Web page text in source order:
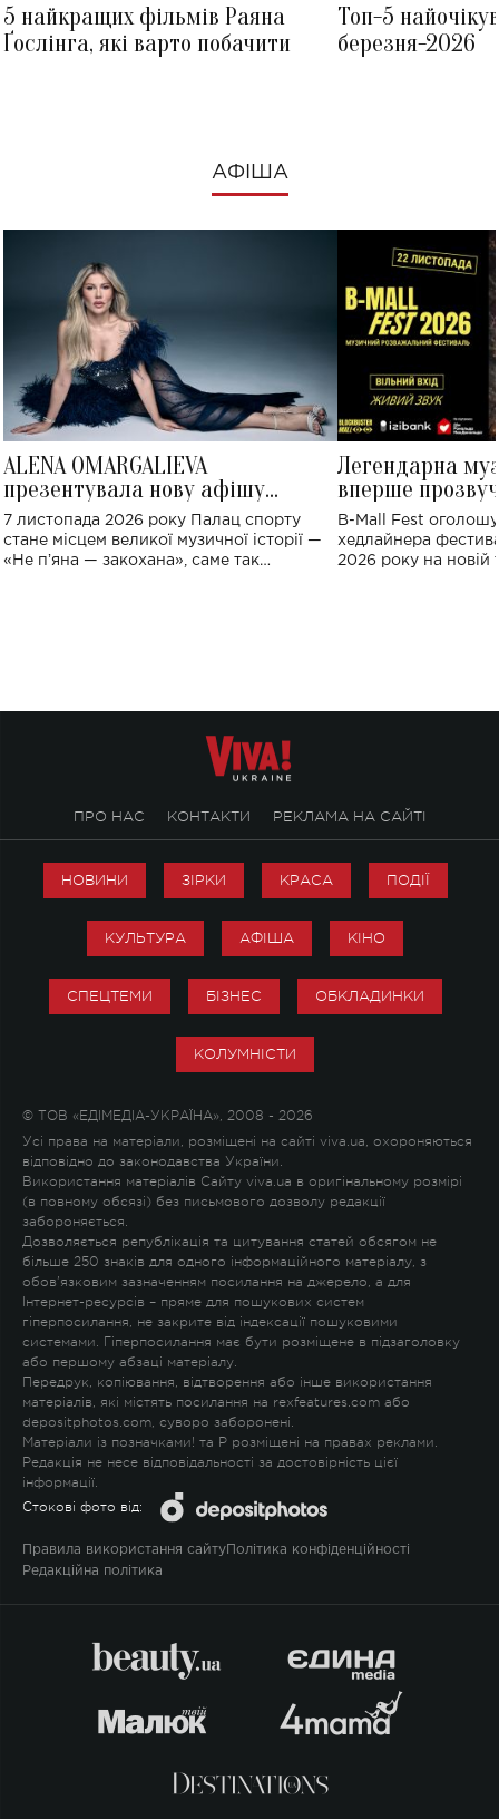
5 найкращих фільмів Раяна
Ґослінга, які варто побачити
Топ-5
березня-2026
АФІША
ALENA OMARGALIEVA
презентувала нову афішу
великого концерту в Палаці
спорту
7 листопада 2026 року Палац спорту
стане місцем великої музичної історії —
«Не пʼяна — закохана», саме так
Легендарна
вперше
Україні: де
B-Mall Fest
хедлайнера
2026 року на новій
ПРО НАС КОНТАКТИ РЕКЛАМА НА САЙТІ
НОВИНИ ЗІРКИ КРАСА ПОДІЇ
КУЛЬТУРА АФІША КІНО
СПЕЦТЕМИ БІЗНЕС ОБКЛАДИНКИ
КОЛУМНІСТИ
© ТОВ «ЕДІМЕДІА-УКРАЇНА», 2008 - 2026
Усі права на матеріали, розміщені на сайті viva.ua, охороняються
відповідно до законодавства України.
Використання матеріалів Сайту viva.ua в оригінальному розмірі
(в повному обсязі) без письмового дозволу редакції
забороняється.
Дозволяється републікація та цитування статей обсягом не
більше 250 знаків для одного інформаційного матеріалу, з
обов'язковим зазначенням посилання на джерело, а для
Інтернет-ресурсів – пряме для пошукових систем
гіперпосилання, не закрите від індексації пошуковими
системами. Гіперпосилання має бути розміщене в підзаголовку
або першому абзаці матеріалу.
Передрук, копіювання, відтворення або інше використання
матеріалів, які містять посилання на rexfeatures.com або
depositphotos.com, суворо заборонені.
Матеріали із позначками! та P розміщені на правах реклами.
Редакція не несе відповідальності за достовірність цієї
інформації.
Стокові фото від:
Правила використання сайту Політика конфіденційності
Редакційна політика